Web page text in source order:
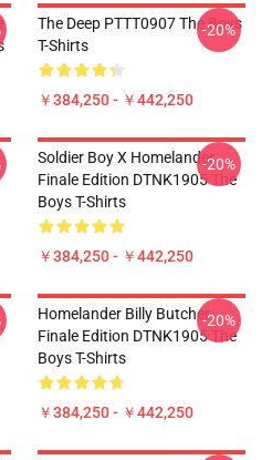
The Deep PTTT0907 The Boys
T-Shirts
￥384,250 - ￥442,250
-20%
Soldier Boy X Homelander
Finale Edition DTNK1905 The
Boys T-Shirts
￥384,250 - ￥442,250
-20%
Homelander Billy Butcher
Finale Edition DTNK1905 The
Boys T-Shirts
￥384,250 - ￥442,250
-20%